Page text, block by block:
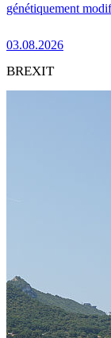
génétiquement
03.08.2026
BREXIT